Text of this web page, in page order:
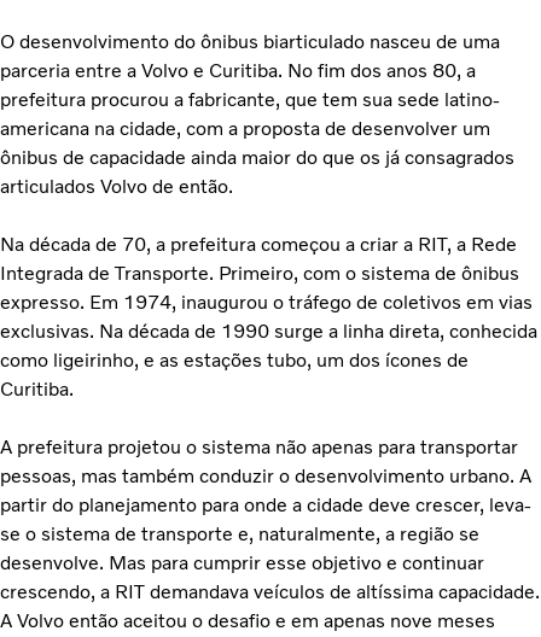
O desenvolvimento do ônibus biarticulado nasceu de uma
parceria entre a Volvo e Curitiba. No fim dos anos 80, a
prefeitura procurou a fabricante, que tem sua sede latino-
americana na cidade, com a proposta de desenvolver um
ônibus de capacidade ainda maior do que os já consagrados
articulados Volvo de então.
Na década de 70, a prefeitura começou a criar a RIT, a Rede
Integrada de Transporte. Primeiro, com o sistema de ônibus
expresso. Em 1974, inaugurou o tráfego de coletivos em vias
exclusivas. Na década de 1990 surge a linha direta, conhecida
como ligeirinho, e as estações tubo, um dos ícones de
Curitiba.
A prefeitura projetou o sistema não apenas para transportar
pessoas, mas também conduzir o desenvolvimento urbano. A
partir do planejamento para onde a cidade deve crescer, leva-
se o sistema de transporte e, naturalmente, a região se
desenvolve. Mas para cumprir esse objetivo e continuar
crescendo, a RIT demandava veículos de altíssima capacidade.
A Volvo então aceitou o desafio e em apenas nove meses